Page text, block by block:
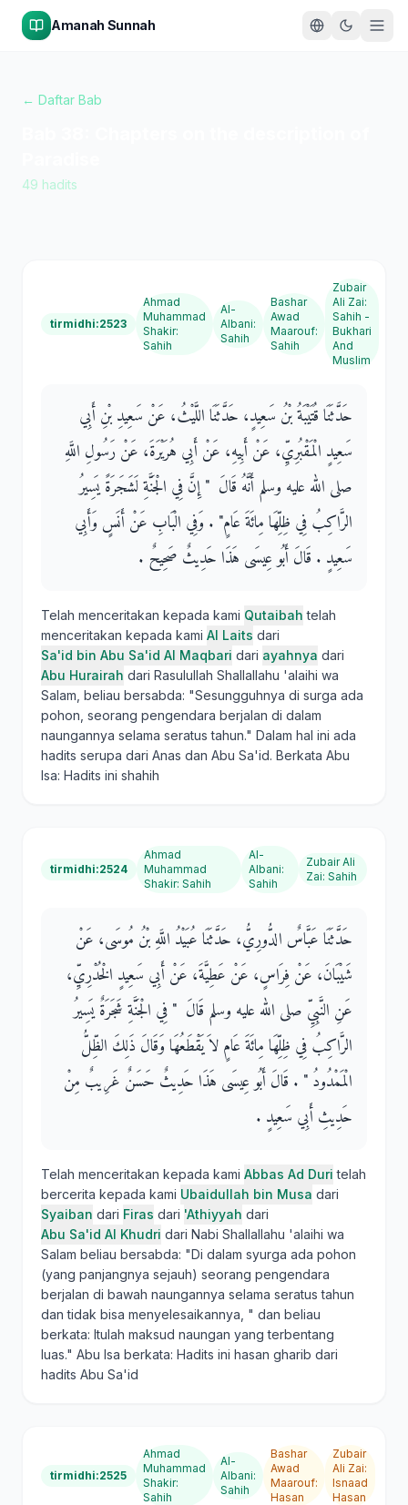
Amanah Sunnah
← Daftar Bab
49 hadits
tirmidhi:2523
Ahmad
Muhammad
Shakir:
Sahih
Al-
Albani:
Sahih
Bashar
Awad
Maarouf:
Sahih
Zubair
Ali Zai:
Sahih -
Bukhari
And
Muslim
حَدَّثَنَا قُتَيْبَةُ بْنُ سَعِيدٍ، حَدَّثَنَا اللَّيْثُ، عَنْ سَعِيدِ بْنِ أَبِي
سَعِيدٍ الْمَقْبُرِيِّ، عَنْ أَبِيهِ، عَنْ أَبِي هُرَيْرَةَ، عَنْ رَسُولِ اللَّهِ
صلى الله عليه وسلم أَنَّهُ قَالَ ‏ "‏ إِنَّ فِي الْجَنَّةِ لَشَجَرَةً يَسِيرُ
الرَّاكِبُ فِي ظِلِّهَا مِائَةَ عَامٍ‏"‏ ‏.‏ وَفِي الْبَابِ عَنْ أَنَسٍ وَأَبِي
سَعِيدٍ ‏.‏ قَالَ أَبُو عِيسَى هَذَا حَدِيثٌ صَحِيحٌ ‏.‏
Telah menceritakan kepada kami Qutaibah telah
menceritakan kepada kami Al Laits dari
Sa'id bin Abu Sa'id Al Maqbari dari ayahnya dari
Abu Hurairah dari Rasulullah Shallallahu 'alaihi wa
Salam, beliau bersabda: "Sesungguhnya di surga ada
pohon, seorang pengendara berjalan di dalam
naungannya selama seratus tahun." Dalam hal ini ada
hadits serupa dari Anas dan Abu Sa'id. Berkata Abu
Isa: Hadits ini shahih
tirmidhi:2524
Ahmad
Muhammad
Shakir: Sahih
Al-
Albani:
Sahih
Zubair Ali
Zai:Sahih
حَدَّثَنَا عَبَّاسٌ الدُّورِيُّ، حَدَّثَنَا عُبَيْدُ اللَّهِ بْنُ مُوسَى، عَنْ
شَيْبَانَ، عَنْ فِرَاسٍ، عَنْ عَطِيَّةَ، عَنْ أَبِي سَعِيدٍ الْخُدْرِيِّ،
عَنِ النَّبِيِّ صلى الله عليه وسلم قَالَ ‏ "‏ فِي الْجَنَّةِ شَجَرَةٌ يَسِيرُ
الرَّاكِبُ فِي ظِلِّهَا مِائَةَ عَامٍ لاَ يَقْطَعُهَا وَقَالَ ذَلِكَ الظِّلُّ
الْمَمْدُودُ ‏"‏ ‏.‏ قَالَ أَبُو عِيسَى هَذَا حَدِيثٌ حَسَنٌ غَرِيبٌ مِنْ
حَدِيثِ أَبِي سَعِيدٍ ‏.‏
Telah menceritakan kepada kami Abbas Ad Duri telah
bercerita kepada kami Ubaidullah bin Musa dari
Syaiban dari Firas dari 'Athiyyah dari
Abu Sa'id Al Khudri dari Nabi Shallallahu 'alaihi wa
Salam beliau bersabda: "Di dalam syurga ada pohon
(yang panjangnya sejauh) seorang pengendara
berjalan di bawah naungannya selama seratus tahun
dan tidak bisa menyelesaikannya, " dan beliau
berkata: Itulah maksud naungan yang terbentang
luas." Abu Isa berkata: Hadits ini hasan gharib dari
hadits Abu Sa'id
tirmidhi:2525
Ahmad
Muhammad
Shakir:
Sahih
Al-
Albani:
Sahih
Bashar
Awad
Maarouf:
Hasan
Zubair
Ali Zai:
Isnaad
Hasan